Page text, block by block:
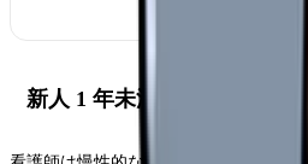
新人 1 年未満でも転職は可能